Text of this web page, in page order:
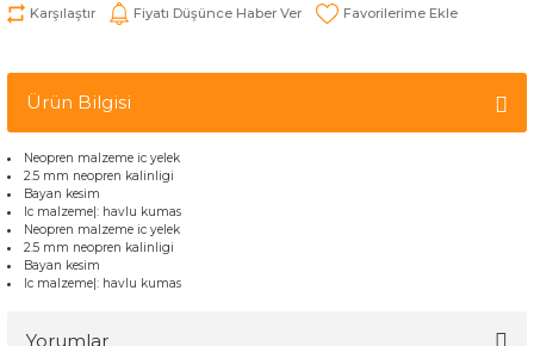
Karşılaştır Fiyatı Düşünce Haber Ver
Ürün Bilgisi
Neopren malzeme ic yelek
2.5 mm neopren kalinligi
Bayan kesim
Ic malzeme|: havlu kumas
Neopren malzeme ic yelek
2.5 mm neopren kalinligi
Bayan kesim
Ic malzeme|: havlu kumas
Yorumlar